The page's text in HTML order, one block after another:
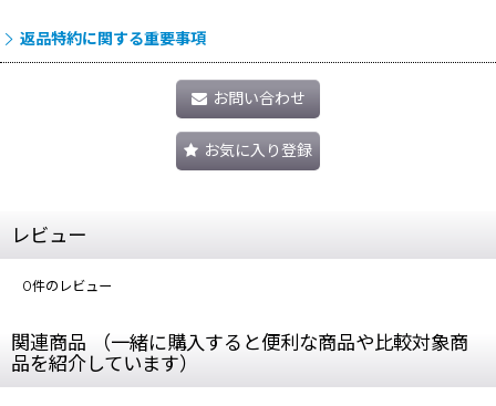
返品特約に関する重要事項
お問い合わせ
お気に入り登録
レビュー
0件のレビュー
関連商品 （一緒に購入すると便利な商品や比較対象商
品を紹介しています）